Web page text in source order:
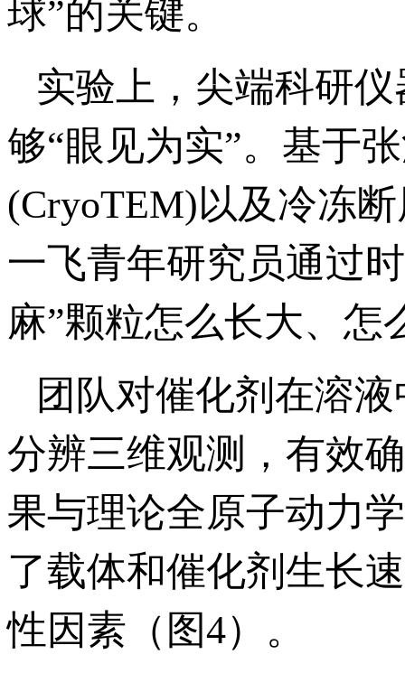
球”的关键。
实验上，尖端科研
够“眼见为实”。基于
(CryoTEM)以及冷冻
一飞青年研究员通过
麻”颗粒怎么长大、怎
团队对催化剂在溶
分辨三维观测，有效
果与理论全原子动力
了载体和催化剂生长
性因素（图4）。